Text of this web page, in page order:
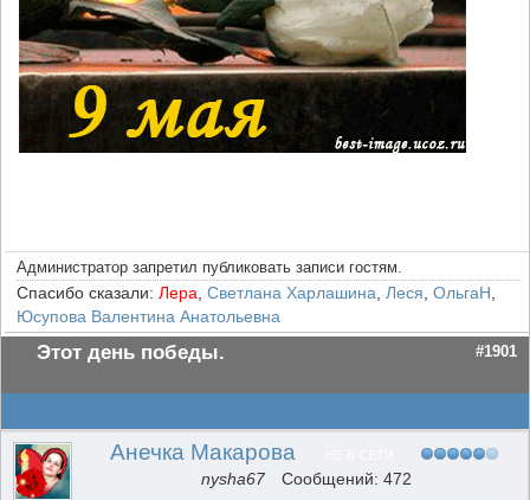
Администратор запретил публиковать записи гостям.
Спасибо сказали: Лера Светлана Харлашина Леся ОльгаН
Юсупова Валентина Анатольевна
Этот день победы. #1901
Анечка Макарова
nysha67 Сообщений: 472